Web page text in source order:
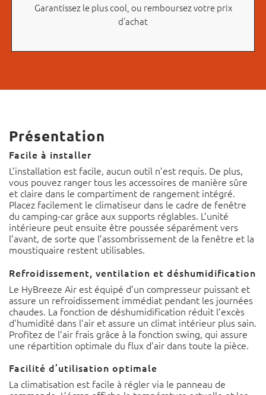
Garantissez le plus cool, ou remboursez votre prix
d’achat
Présentation
Facile à installer
L’installation est facile, aucun outil n’est requis. De plus,
vous pouvez ranger tous les accessoires de manière sûre
et claire dans le compartiment de rangement intégré.
Placez facilement le climatiseur dans le cadre de fenêtre
du camping-car grâce aux supports réglables. L’unité
intérieure peut ensuite être poussée séparément vers
l’avant, de sorte que l’assombrissement de la fenêtre et la
moustiquaire restent utilisables.
Refroidissement, ventilation et déshumidification
Le HyBreeze Air est équipé d’un compresseur puissant et
assure un refroidissement immédiat pendant les journées
chaudes. La fonction de déshumidification réduit l’excès
d’humidité dans l’air et assure un climat intérieur plus sain.
Profitez de l’air frais grâce à la fonction swing, qui assure
une répartition optimale du flux d’air dans toute la pièce.
Facilité d’utilisation optimale
La climatisation est facile à régler via le panneau de